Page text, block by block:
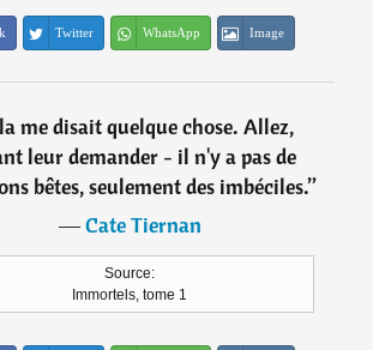
Twitter WhatsApp Image
me disait quelque chose. Allez,
leur demander - il n'y a pas de
bêtes, seulement des imbéciles.”
―Cate Tiernan
Source:
Immortels, tome 1